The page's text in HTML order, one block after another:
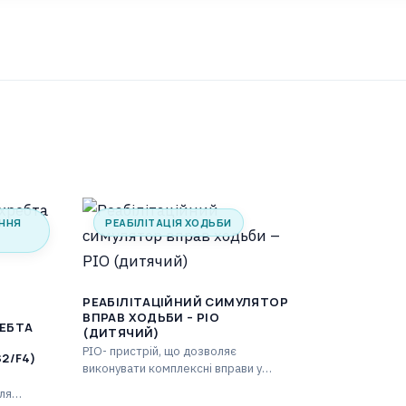
F4)
РЕАБІЛІТАЦІЯ ХОДЬБИ
РЕАБІЛІТАЦІЙНИЙ СИМУЛЯТОР
ВПРАВ ХОДЬБИ – PIO
(ДИТЯЧИЙ)
PIO- пристрій, що дозволяє
виконувати комплексні вправи у